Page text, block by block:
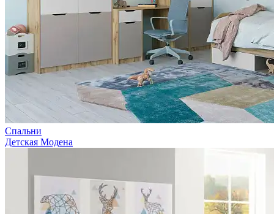
Спальни
Детская Модена